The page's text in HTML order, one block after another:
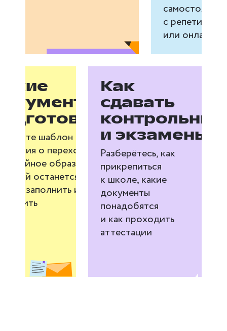
с
или онлайн
шаблон
о переходе
семейное образование,
останется
заполнить и
Как
сдавать
контрольные
и экзамены
Разберётесь, как
прикрепиться
к школе, какие
документы
понадобятся
и как проходить
аттестации